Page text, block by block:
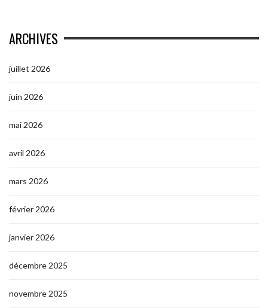
ARCHIVES
juillet 2026
juin 2026
mai 2026
avril 2026
mars 2026
février 2026
janvier 2026
décembre 2025
novembre 2025